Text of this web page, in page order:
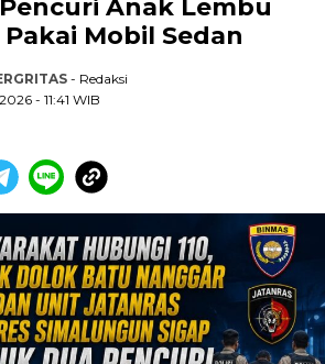
Anak Lembu
Mobil Sedan
- Redaksi
- 11:41 WIB